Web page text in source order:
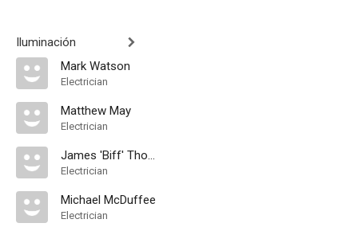
Iluminación
Mark Watson
Electrician
Matthew May
Electrician
James 'Biff' Thomsen
Electrician
Michael McDuffee
Electrician